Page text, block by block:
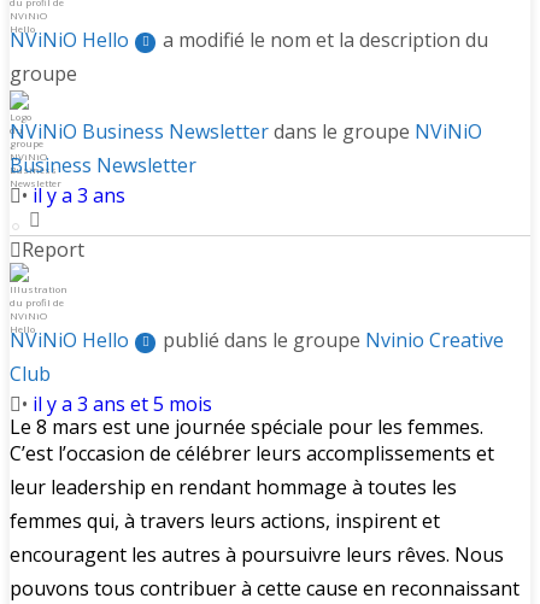
NViNiO Hello
a modifié le nom et la description du
groupe
NViNiO Business Newsletterdans le groupe NViNiO
Business Newsletter
• il y a 3 ans
Report
NViNiO Hello publié dans le groupe Nvinio Creative
Club
• il y a 3 ans et 5 mois
Le 8 mars est une journée spéciale pour les femmes.
C’est l’occasion de célébrer leurs accomplissements et
leur leadership en rendant hommage à toutes les
femmes qui, à travers leurs actions, inspirent et
encouragent les autres à poursuivre leurs rêves. Nous
pouvons tous contribuer à cette cause en reconnaissant